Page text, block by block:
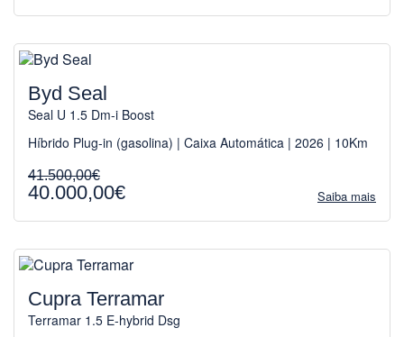
Byd Seal
Seal U 1.5 Dm-i Boost
Híbrido Plug-in (gasolina) | Caixa Automática | 2026 | 10Km
41.500,00€
40.000,00€ Saiba mais
Cupra Terramar
Terramar 1.5 E-hybrid Dsg